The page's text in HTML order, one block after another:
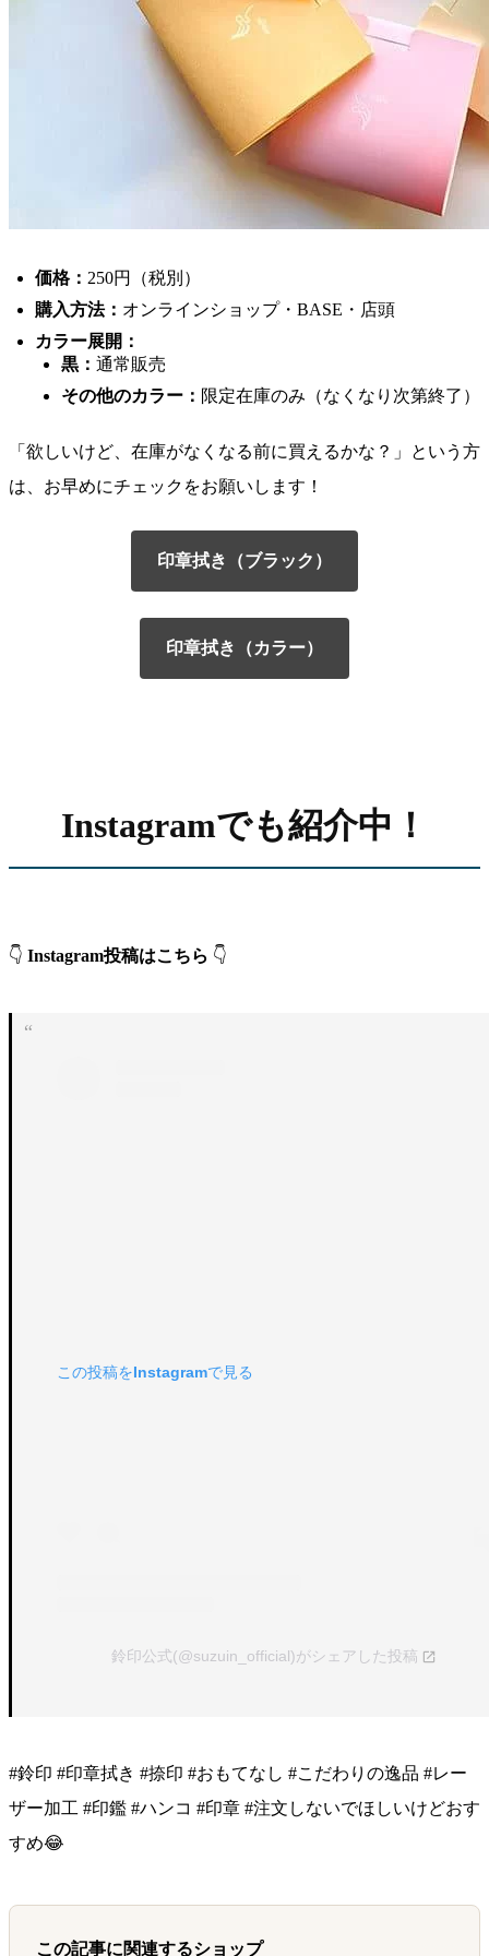
価格： 250円（税別）
購入方法： オンラインショップ・BASE・店頭
カラー展開：
黒： 通常販売
その他のカラー： 限定在庫のみ（なくなり次第終了）
「欲しいけど、在庫がなくなる前に買えるかな？」という方
は、お早めにチェックをお願いします！
印章拭き（ブラック）
印章拭き（カラー）
Instagramでも紹介中！
👇 Instagram投稿はこちら 👇
この投稿をInstagramで見る
鈴印公式(@suzuin_official)がシェアした投稿
#鈴印 #印章拭き #捺印 #おもてなし #こだわりの逸品 #レー
ザー加工 #印鑑 #ハンコ #印章 #注文しないでほしいけどおす
すめ😂
この記事に関連するショップ